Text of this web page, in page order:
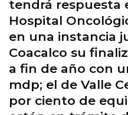
tendrá respuesta
Hospital
en una instancia
Coacalco su
a fin de año con
mdp; el de Valle
por ciento de